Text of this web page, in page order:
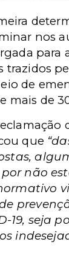
nos
para
trazidos
de
mais de
que
não
19, seja